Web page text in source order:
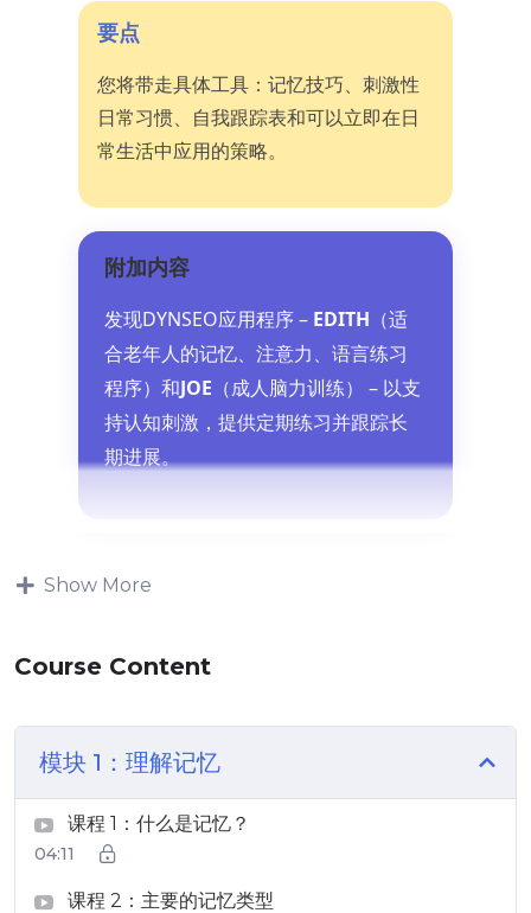
要点
您将带走具体工具：记忆技巧、刺激性
日常习惯、自我跟踪表和可以立即在日
常生活中应用的策略。
附加内容
发现DYNSEO应用程序 – EDITH （适
合老年人的记忆、注意力、语言练习
程序）和JOE （成人脑力训练） – 以支
持认知刺激，提供定期练习并跟踪长
期进展。
Show More
Course Content
模块 1：理解记忆
课程 1：什么是记忆？
04:11
课程 2：主要的记忆类型